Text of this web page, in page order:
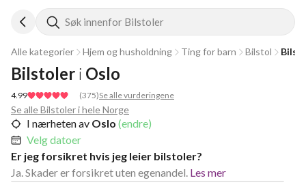
Søk innenfor Bilstoler
Alle kategorier Hjem og husholdning Ting for barn Bilstol
4.99 (375)Se alle vurderingene
Bilstoler i Oslo
Se alle Bilstoler i hele Norge
I nærheten av Oslo (endre)
Velg datoer
Er jeg forsikret hvis jeg leier bilstoler?
Ja. Skader er forsikret uten egenandel. Les mer